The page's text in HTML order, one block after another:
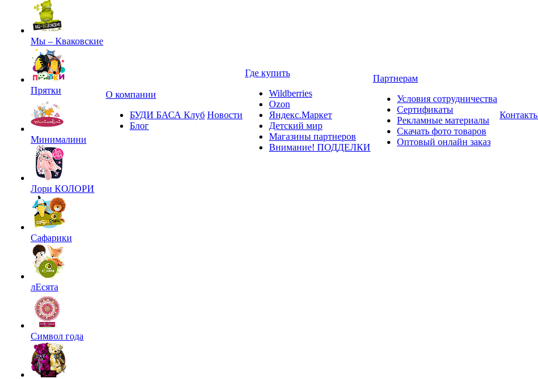
Мы – Кваковские
Прятки
Минималини
Лори КОЛОРИ
Сафарики
лЕсята
Символ года
О компании
БУДИ БАСА Клуб
Блог
Новости
Где купить
Wildberries
Ozon
Яндекс.Маркет
Детский мир
Магазины партнеров
Внимание! ПОДДЕЛКИ
Партнерам
Условия сотрудничества
Сертификаты
Рекламные материалы
Скачать фото товаров
Оптовый онлайн заказ